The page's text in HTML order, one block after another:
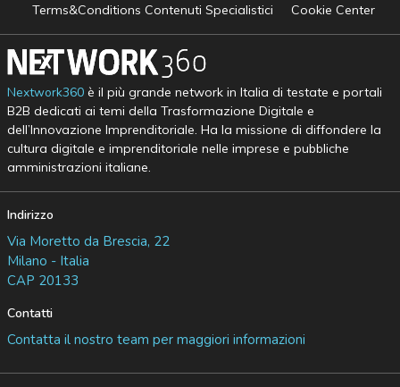
Terms&Conditions Contenuti Specialistici
Cookie Center
Nextwork360è il più grande network in Italia di testate e portali
B2B dedicati ai temi della Trasformazione Digitale e
dell’Innovazione Imprenditoriale. Ha la missione di diffondere la
cultura digitale e imprenditoriale nelle imprese e pubbliche
amministrazioni italiane.
Indirizzo
Via Moretto da Brescia, 22
Milano - Italia
CAP 20133
Contatti
Contatta il nostro team per maggiori informazioni